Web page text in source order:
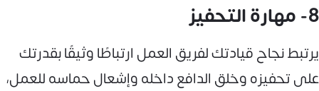
8- مهارة التحفيز
يرتبط نجاح قيادتك لفريق العمل ارتباطًا وثيقًا بقدرتك
على تحفيزه وخلق الدافع داخله وإشعال حماسه للعمل،